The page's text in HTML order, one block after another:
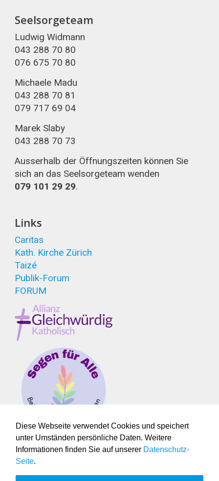
Diese Webseite verwendet Cookies und speichert
unter Umständen persönliche Daten. Weitere
Informationen finden Sie auf unserer Datenschutz-
Seite.
Seelsorgeteam
Ludwig Widmann
043 288 70 80
076 675 70 80
Michaele Madu
043 288 70 81
079 717 69 04
Marek Slaby
043 288 70 73
Ausserhalb der Öffnungszeiten können Sie
sich an das Seelsorgeteam wenden
079 101 29 29.
Links
Caritas
Kath. Kirche Zürich
Taizé
Publik-Forum
FORUM
© 2026 Pfarrei St. Benignus